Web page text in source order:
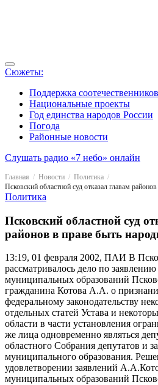
Сюжеты:
Поддержка соотечественников
Национальные проекты
Год единства народов России
Погода
Районные новости
Слушать радио «7 небо» онлайн
Главная Новости
Политика
Политика
Псковский областной суд
районов в праве быть
13:19, 01 февраля 2002, ПАИ В
рассматривалось дело по
муниципальных образований
гражданина Котова А.А. о
федеральному законодательству
отдельных статей Устава и
области в части установления
же лица одновременно являться
областного Собрания депутатов и
муниципального образования.
удовлетворении заявлений
муниципальных образований